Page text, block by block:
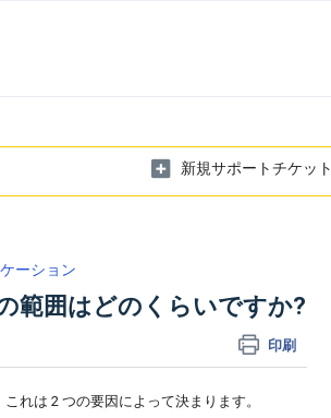
新規サポートチケット
ーション
範囲はどのくらいですか?
印刷
れは 2 つの要因によって決まります。